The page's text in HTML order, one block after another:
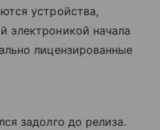
устройства,
электроникой начала
лицензированные
задолго до релиза.